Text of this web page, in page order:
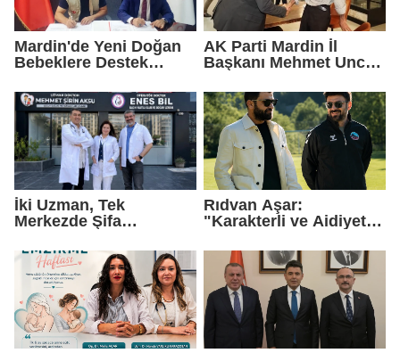
Mardin'de Yeni Doğan
Bebeklere Destek
AK Parti Mardin İl
Başkanı Mehmet Uncu:
Geleceğimizi
Korumaktır"
İki Uzman, Tek
Merkezde Şifa
Rıdvan Aşar:
"Karakterli ve Aidiyet
Kadro Kuruyoruz"